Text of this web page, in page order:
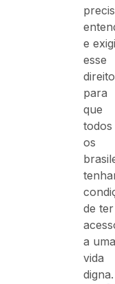
e
esse
direito
para
que
todos
os
de ter
a uma
vida
digna.